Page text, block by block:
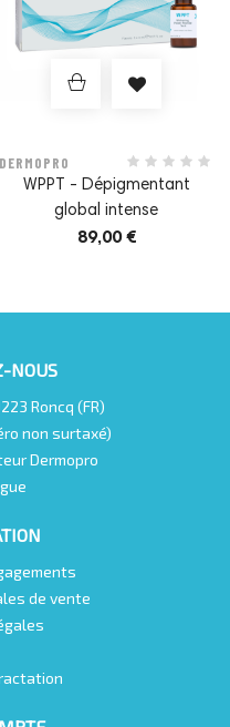
DERMOPRO
WPPT - Dépigmentant
global intense
89,00 €
NOUS
Roncq (FR)
non surtaxé)
Dermopro
de vente